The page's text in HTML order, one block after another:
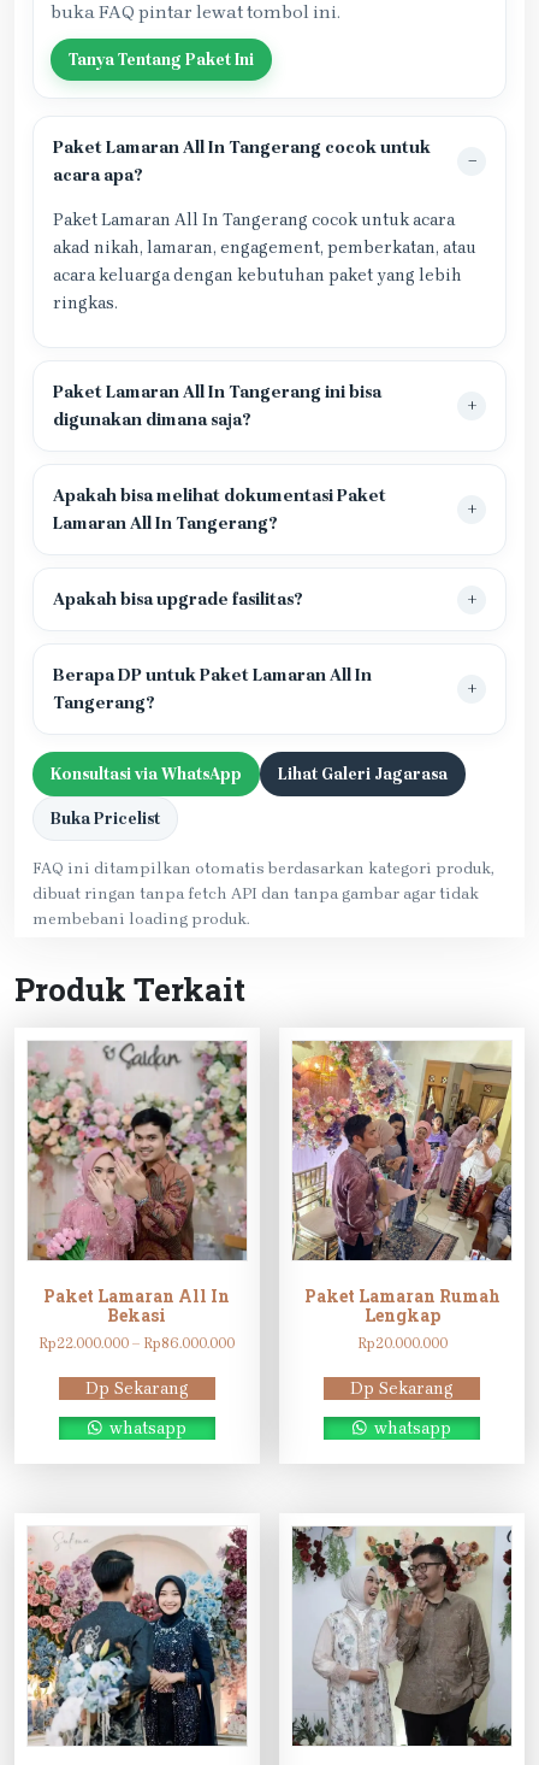
buka FAQ pintar lewat tombol ini.
Tanya Tentang Paket Ini
Paket Lamaran All In Tangerang cocok untuk
acara apa?
Paket Lamaran All In Tangerang cocok untuk acara
akad nikah, lamaran, engagement, pemberkatan, atau
acara keluarga dengan kebutuhan paket yang lebih
ringkas.
Paket Lamaran All In Tangerang ini bisa
digunakan dimana saja?
Apakah bisa melihat dokumentasi Paket
Lamaran All In Tangerang?
Apakah bisa upgrade fasilitas?
Berapa DP untuk Paket Lamaran All In
Tangerang?
Konsultasi via WhatsApp Lihat Galeri Jagarasa
Buka Pricelist
FAQ ini ditampilkan otomatis berdasarkan kategori produk,
dibuat ringan tanpa fetch API dan tanpa gambar agar tidak
membebani loading produk.
Produk Terkait
Paket Lamaran All In
Bekasi
Rp22.000.000 – Rp86.000.000Rentang
Rp22.000.000
Rp86.000.000
Dp Sekarang
whatsapp
Paket Lamaran Rumah
Lengkap
Rp20.000.000
Dp Sekarang
whatsapp